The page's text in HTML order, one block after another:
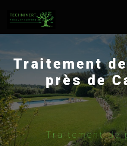
Traitement
près de
Traitement de